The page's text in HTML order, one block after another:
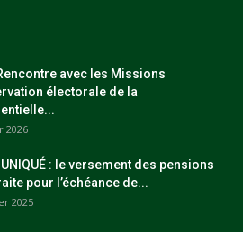
avec les Missions
électorale de la
2026
: le versement des pensions
pour l’échéance de...
2025